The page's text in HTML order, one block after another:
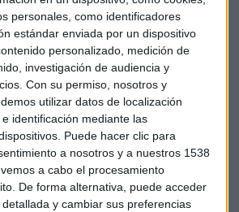
personales, como identificadores
estándar enviada por un dispositivo
personalizado, medición de
investigación de audiencia y
Con su permiso, nosotros y
utilizar datos de localización
identificación mediante las
Puede hacer clic para
a nosotros y a nuestros 1538
a cabo el procesamiento
De forma alternativa, puede acceder
y cambiar sus preferencias
dijo a Reuters que la compañía
ante la Audiencia Nacional.
Facua dijo en una nota de
no tendrá efectos disuasorios al causar
precio y tener un impacto muy
del mercado.